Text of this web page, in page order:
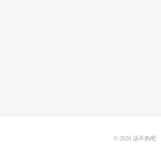
© 2026 汤不热吧